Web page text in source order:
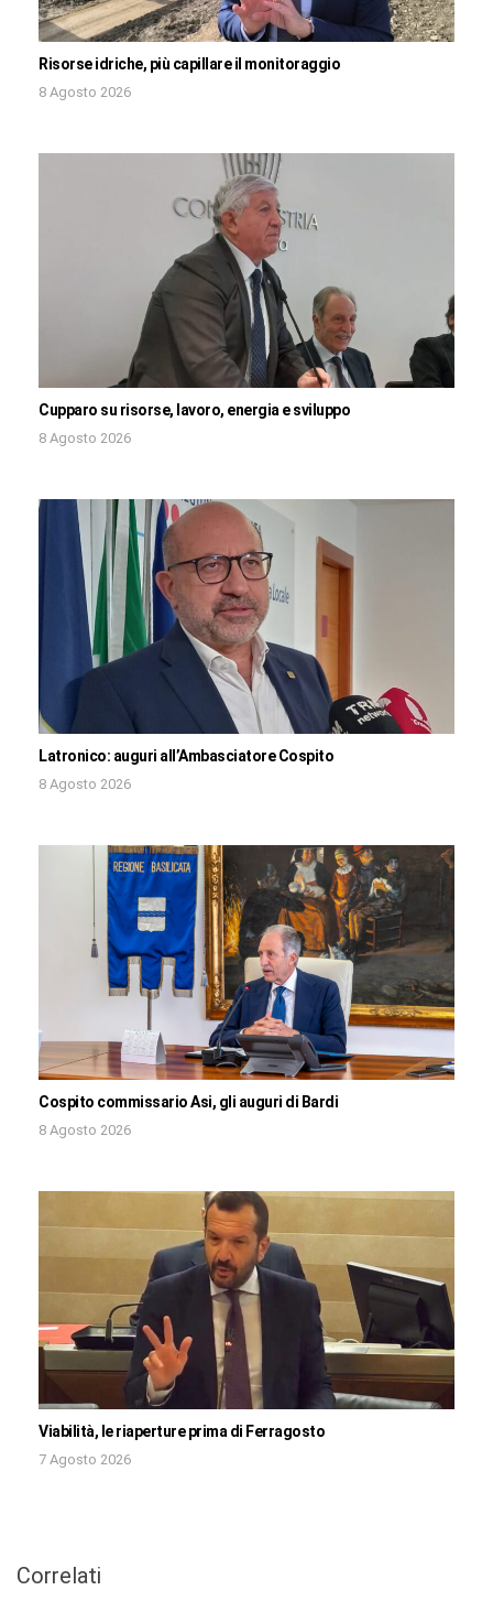
Risorse idriche, più capillare il monitoraggio
8 Agosto 2026
Cupparo su risorse, lavoro, energia e sviluppo
8 Agosto 2026
Latronico: auguri all’Ambasciatore Cospito
8 Agosto 2026
Cospito commissario Asi, gli auguri di Bardi
8 Agosto 2026
Viabilità, le riaperture prima di Ferragosto
7 Agosto 2026
Correlati